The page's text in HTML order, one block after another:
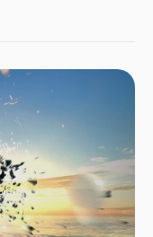
메시) 등이다. 이중 최근
수준의 공간이 꾸려진다.
거나 술을 먹는데,
근 메타버스 기업
만들어 화제다. 현재
주를 실제처럼 느끼게
.